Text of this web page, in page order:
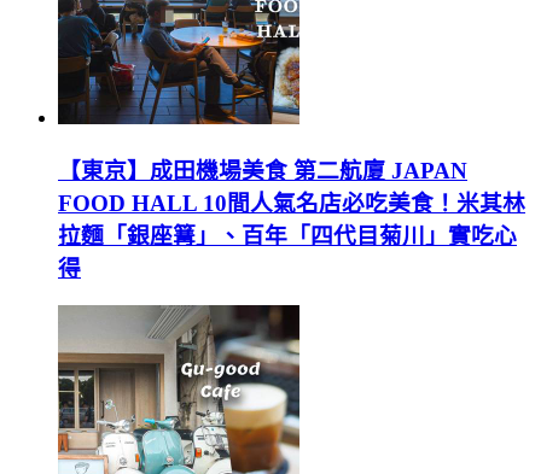
【東京】成田機場美食 第二航廈 JAPAN
FOOD HALL 10間人氣名店必吃美食！米其林
拉麵「銀座篝」、百年「四代目菊川」實吃心
得